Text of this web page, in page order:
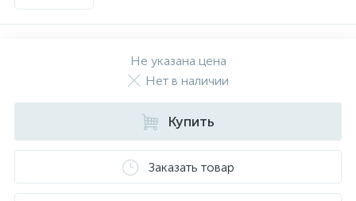
Не указана цена
Нет в наличии
Купить
Заказать товар